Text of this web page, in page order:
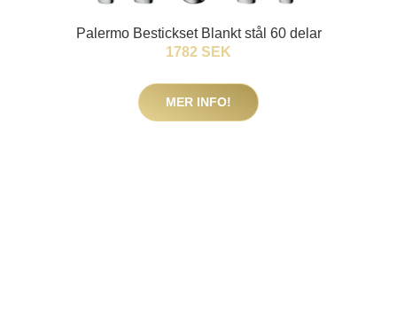
Palermo Bestickset Blankt stål 60 delar
1782 SEK
MER INFO!